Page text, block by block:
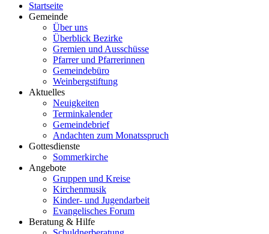
Startseite
Gemeinde
Über uns
Überblick Bezirke
Gremien und Ausschüsse
Pfarrer und Pfarrerinnen
Gemeindebüro
Weinbergstiftung
Aktuelles
Neuigkeiten
Terminkalender
Gemeindebrief
Andachten zum Monatsspruch
Gottesdienste
Sommerkirche
Angebote
Gruppen und Kreise
Kirchenmusik
Kinder- und Jugendarbeit
Evangelisches Forum
Beratung & Hilfe